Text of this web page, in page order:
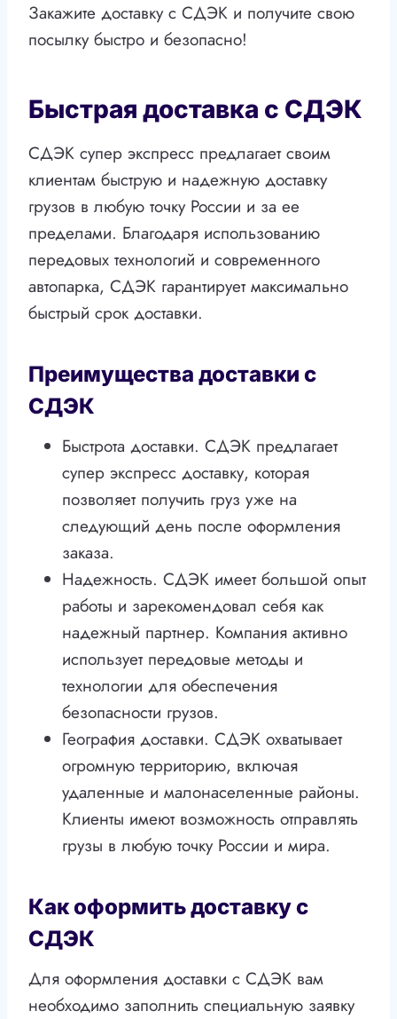
Закажите доставку с СДЭК и получите свою
посылку быстро и безопасно!
Быстрая доставка с СДЭК
СДЭК супер экспресс предлагает своим
клиентам быструю и надежную доставку
грузов в любую точку России и за ее
пределами. Благодаря использованию
передовых технологий и современного
автопарка, СДЭК гарантирует максимально
быстрый срок доставки.
Преимущества доставки с
СДЭК
Быстрота доставки. СДЭК предлагает
супер экспресс доставку, которая
позволяет получить груз уже на
следующий день после оформления
заказа.
Надежность. СДЭК имеет большой опыт
работы и зарекомендовал себя как
надежный партнер. Компания активно
использует передовые методы и
технологии для обеспечения
безопасности грузов.
География доставки. СДЭК охватывает
огромную территорию, включая
удаленные и малонаселенные районы.
Клиенты имеют возможность отправлять
грузы в любую точку России и мира.
Как оформить доставку с
СДЭК
Для оформления доставки с СДЭК вам
необходимо заполнить специальную заявку